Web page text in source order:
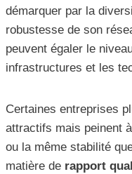
démarquer par la
robustesse de son
peuvent égaler le
infrastructures et les
Certaines entreprises
attractifs mais peinent
ou la même stabilité
matière de rapport